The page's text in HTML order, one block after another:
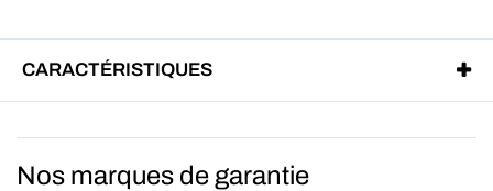
CARACTÉRISTIQUES
Nos marques de garantie